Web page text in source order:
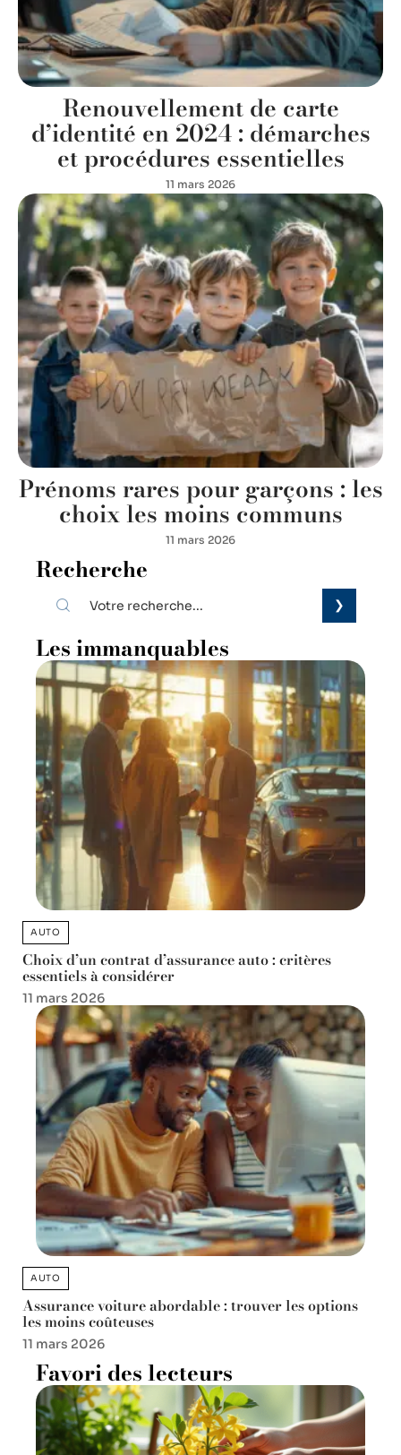
Renouvellement de carte
d’identité en 2024 : démarches
et procédures essentielles
11 mars 2026
Prénoms rares pour garçons : les
choix les moins communs
11 mars 2026
Recherche
Les immanquables
AUTO
Choix d’un contrat d’assurance auto : critères
essentiels à considérer
11 mars 2026
AUTO
Assurance voiture abordable : trouver les options
les moins coûteuses
11 mars 2026
Favori des lecteurs